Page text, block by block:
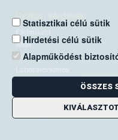
Statisztikai célú sütik
Hirdetési célú sütik
Alapműködést
ÖSSZES
Gyakori kérdések
Állat
Növény